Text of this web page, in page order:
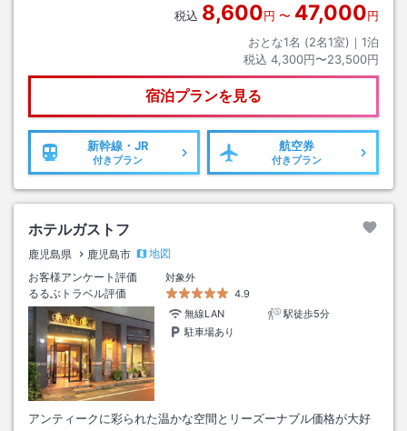
税込 8,600円 〜 47,000円
おとな1名 (2名1室)｜ 1泊
税込 4,300円〜23,500円
宿泊プランを見る
新幹線・JR
付きプラン
航空券
付きプラン
ホテルガストフ
鹿児島県 鹿児島市
地図
お客様アンケート評価
対象外
るるぶトラベル評価
4.9
無線LAN
駅徒歩5分
駐車場あり
アンティークに彩られた温かな空間とリーズーナブル価格が大好